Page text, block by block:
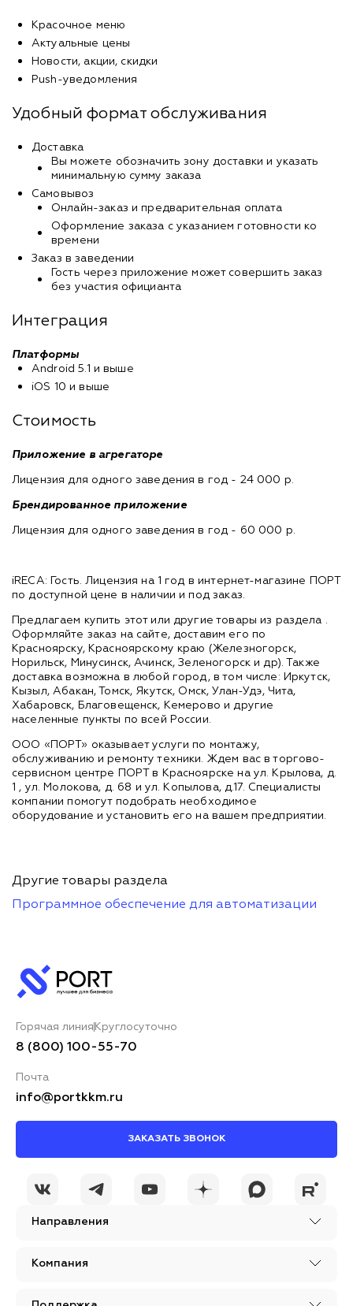
Красочное меню
Актуальные цены
Новости, акции, скидки
Push-уведомления
Удобный формат обслуживания
Доставка
Вы можете обозначить зону доставки и указать
минимальную сумму заказа
Самовывоз
Онлайн-заказ и предварительная оплата
Оформление заказа с указанием готовности ко
времени
Заказ в заведении
Гость через приложение может совершить заказ
без участия официанта
Интеграция
Платформы
Android 5.1 и выше
iOS 10 и выше
Стоимость
Приложение в агрегаторе
Лицензия для одного заведения в год - 24 000 р.
Брендированное приложение
Лицензия для одного заведения в год - 60 000 р.
iRECA: Гость. Лицензия на 1 год в интернет-магазине ПОРТ
по доступной цене в наличии и под заказ.
Предлагаем купить этот или другие товары из раздела .
Оформляйте заказ на сайте, доставим его по
Красноярску, Красноярскому краю (Железногорск,
Норильск, Минусинск, Ачинск, Зеленогорск и др). Также
доставка возможна в любой город, в том числе: Иркутск,
Кызыл, Абакан, Томск, Якутск, Омск, Улан-Удэ, Чита,
Хабаровск, Благовещенск, Кемерово и другие
населенные пункты по всей России.
ООО «ПОРТ» оказывает услуги по монтажу,
обслуживанию и ремонту техники. Ждем вас в торгово-
сервисном центре ПОРТ в Красноярске на ул. Крылова, д.
1 , ул. Молокова, д. 68 и ул. Копылова, д.17. Специалисты
компании помогут подобрать необходимое
оборудование и установить его на вашем предприятии.
Другие товары раздела
Программное обеспечение для автоматизации
Направления
Компания
Горячая линия Круглосуточно
8 (800) 100-55-70
Почта
info@portkkm.ru
ЗАКАЗАТЬ ЗВОНОК